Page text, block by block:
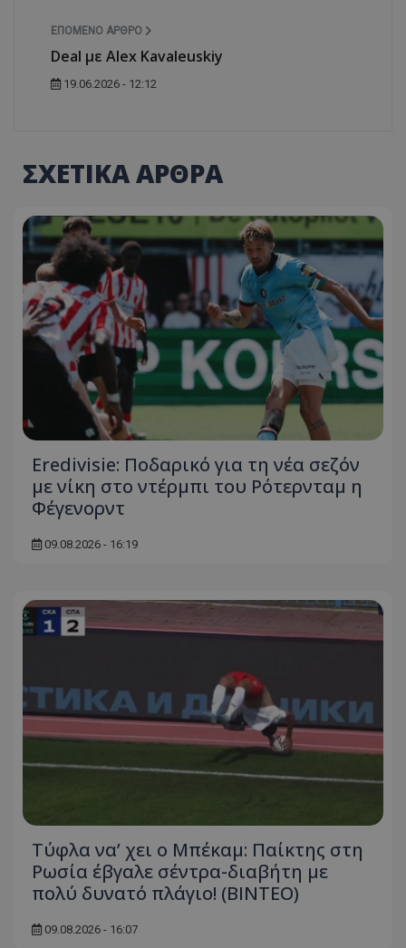
ΕΠΌΜΕΝΟ ΆΡΘΡΟ
Deal με Alex Kavaleuskiy
19.06.2026 - 12:12
ΣΧΕΤΙΚΑ ΑΡΘΡΑ
Eredivisie: Ποδαρικό για τη νέα σεζόν
με νίκη στο ντέρμπι του Ρότερνταμ η
Φέγενορντ
09.08.2026 - 16:19
Τύφλα να’ χει ο Μπέκαμ: Παίκτης στη
Ρωσία έβγαλε σέντρα-διαβήτη με
πολύ δυνατό πλάγιο! (ΒΙΝΤΕΟ)
09.08.2026 - 16:07